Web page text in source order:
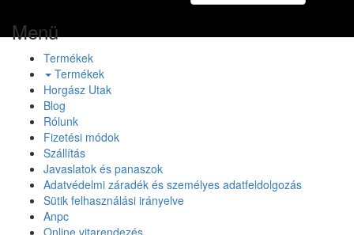
Menü
Termékek
Termékek
Horgász Utak
Blog
Rólunk
Fizetési módok
Szállítás
Javaslatok és panaszok
Adatvédelmi záradék és személyes adatfeldolgozás
Sütik felhasználási irányelve
Anpc
Online vitarendezés